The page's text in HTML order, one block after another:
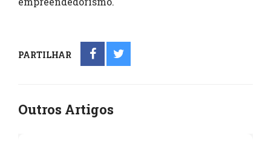
PARTILHAR
Outros Artigos